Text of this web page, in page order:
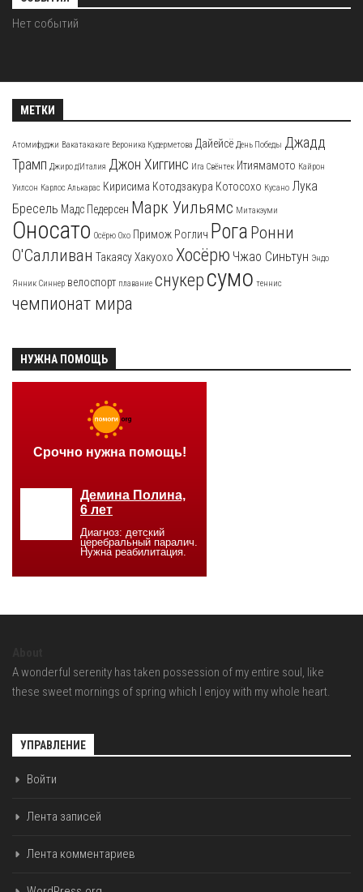
Нет событий
МЕТКИ
Атомифуджи Вакатакакаге Вероника Кудерметова Дайейсё День Победы Джадд
Трамп Джиро д'Италия Джон Хиггинс Ига Свёнтек Итиямамото Кайрон
Уилсон Карлос Алькарас Кирисима Котодзакура Котосохо Кусано Лука
Бресель Мадс Педерсен Марк Уильямс Митакэуми
Оносато Осёрю Охо Примож Роглич Рога Ронни
О'Салливан ТакаясуХакуохо Хосёрю Чжао Синьтун Эндо
Янник Синнер велоспорт плавание снукер сумо теннис
чемпионат мира
НУЖНА ПОМОЩЬ
A wonderful serenity has taken possession of my entire soul, like
these sweet mornings of spring which I enjoy with my whole heart.
УПРАВЛЕНИЕ
Войти
Лента записей
Лента комментариев